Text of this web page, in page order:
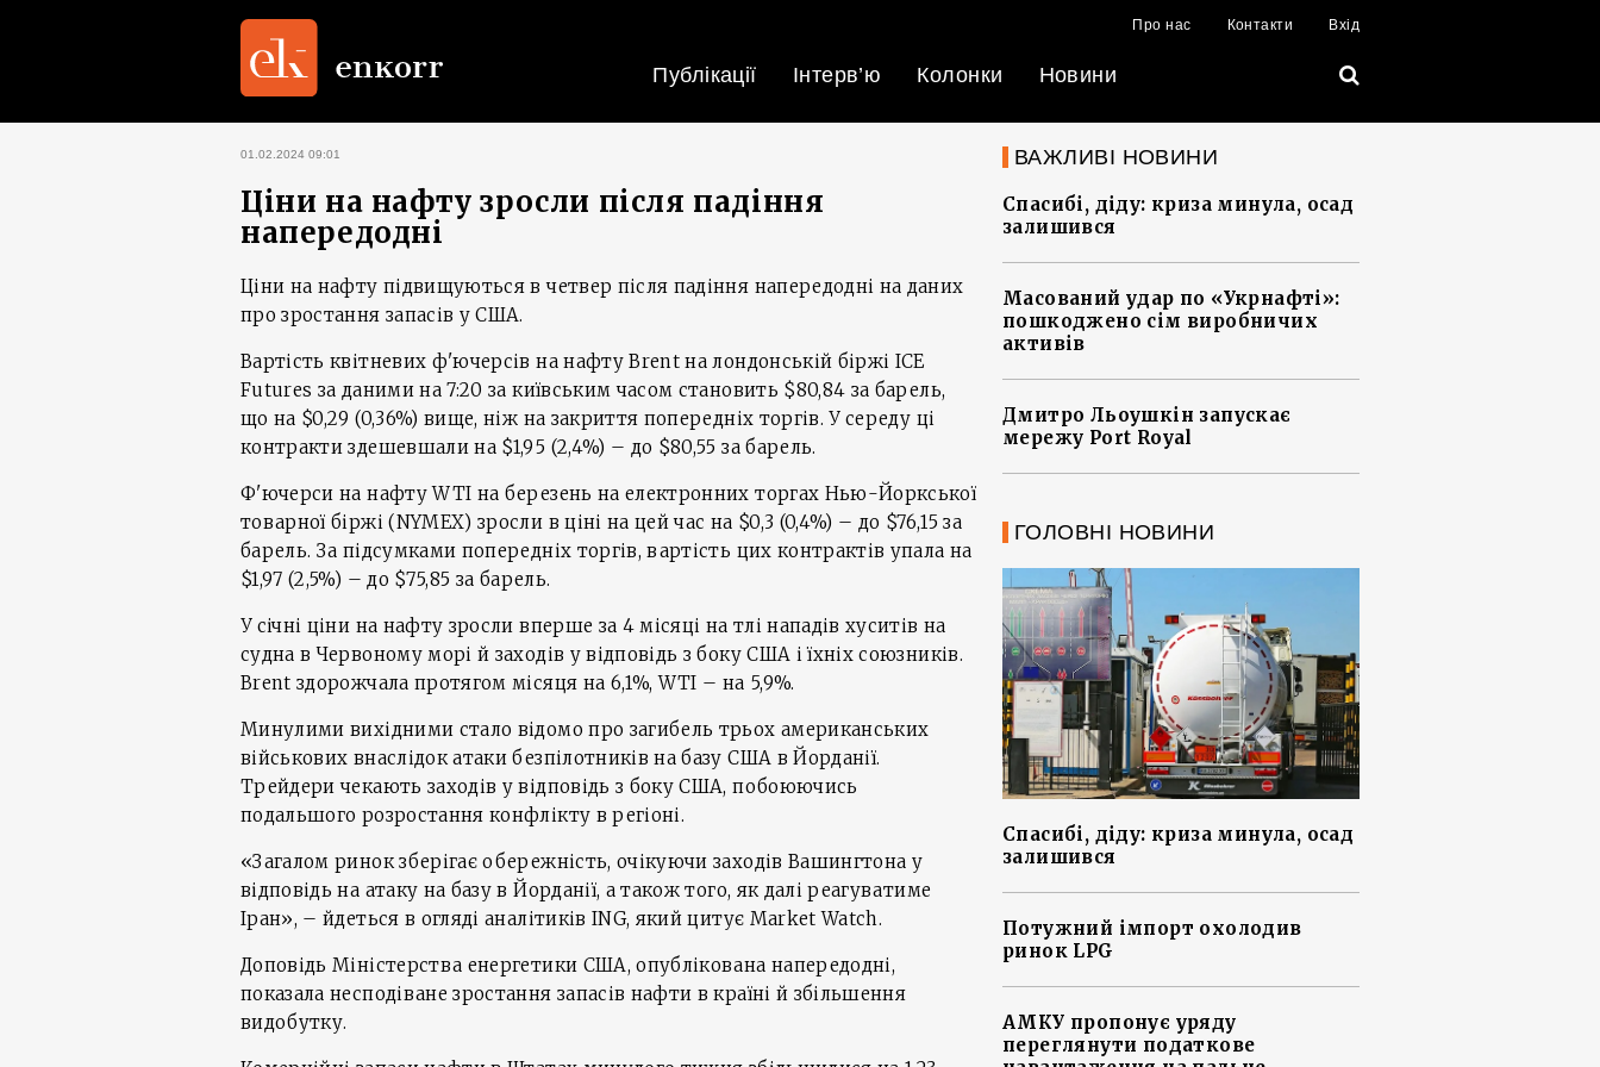
Про нас Контакти Вхід
Публікації Інтерв’ю Колонки Новини
01.02.2024 09:01
Ціни на нафту зросли після падіння
напередодні
Ціни на нафту підвищуються в четвер після падіння напередодні на даних
про зростання запасів у США.
Вартість квітневих ф'ючерсів на нафту Brent на лондонській біржі ICE
Futures за даними на 7:20 за київським часом становить $80,84 за барель,
що на $0,29 (0,36%) вище, ніж на закриття попередніх торгів. У середу ці
контракти здешевшали на $1,95 (2,4%) – до $80,55 за барель.
Ф'ючерси на нафту WTI на березень на електронних торгах Нью-Йоркської
товарної біржі (NYMEX) зросли в ціні на цей час на $0,3 (0,4%) – до $76,15 за
барель. За підсумками попередніх торгів, вартість цих контрактів упала на
$1,97 (2,5%) – до $75,85 за барель.
У січні ціни на нафту зросли вперше за 4 місяці на тлі нападів хуситів на
судна в Червоному морі й заходів у відповідь з боку США і їхніх союзників.
Brent здорожчала протягом місяця на 6,1%, WTI – на 5,9%.
Минулими вихідними стало відомо про загибель трьох американських
військових внаслідок атаки безпілотників на базу США в Йорданії.
Трейдери чекають заходів у відповідь з боку США, побоюючись
подальшого розростання конфлікту в регіоні.
«Загалом ринок зберігає обережність, очікуючи заходів Вашингтона у
відповідь на атаку на базу в Йорданії, а також того, як далі реагуватиме
Іран», – йдеться в огляді аналітиків ING, який цитує Market Watch.
Доповідь Міністерства енергетики США, опублікована напередодні,
показала несподіване зростання запасів нафти в країні й збільшення
видобутку.
ВАЖЛИВІ НОВИНИ
Спасибі, діду: криза минула, осад
залишився
Масований удар по «Укрнафті»:
пошкоджено сім виробничих
активів
Дмитро Льоушкін запускає
мережу Port Royal
ГОЛОВНІ НОВИНИ
Спасибі, діду: криза минула, осад
залишився
Потужний імпорт охолодив
ринок LPG
АМКУ пропонує уряду
переглянути податкове